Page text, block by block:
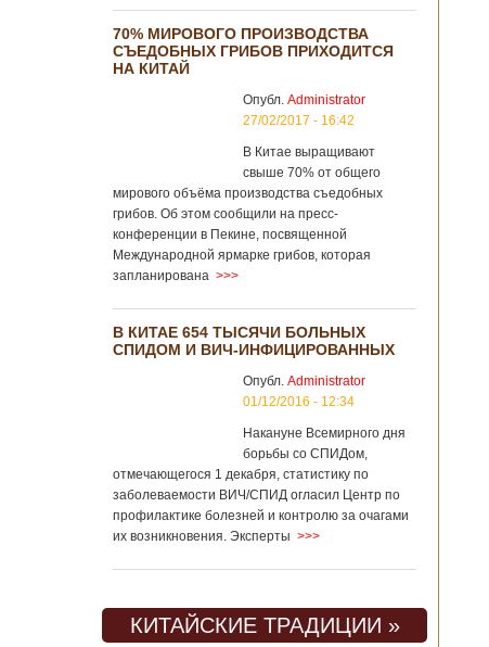
70% МИРОВОГО ПРОИЗВОДСТВА
СЪЕДОБНЫХ ГРИБОВ ПРИХОДИТСЯ
НА КИТАЙ
Опубл. Administrator
27/02/2017 - 16:42
В Китае выращивают
свыше 70% от общего
мирового объёма производства съедобных
грибов. Об этом сообщили на пресс-
конференции в Пекине, посвященной
Международной ярмарке грибов, которая
запланирована >>>
В КИТАЕ 654 ТЫСЯЧИ БОЛЬНЫХ
СПИДОМ И ВИЧ-ИНФИЦИРОВАННЫХ
Опубл. Administrator
01/12/2016 - 12:34
Накануне Всемирного дня
борьбы со СПИДом,
отмечающегося 1 декабря, статистику по
заболеваемости ВИЧ/СПИД огласил Центр по
профилактике болезней и контролю за очагами
их возникновения. Эксперты >>>
КИТАЙСКИЕ ТРАДИЦИИ »